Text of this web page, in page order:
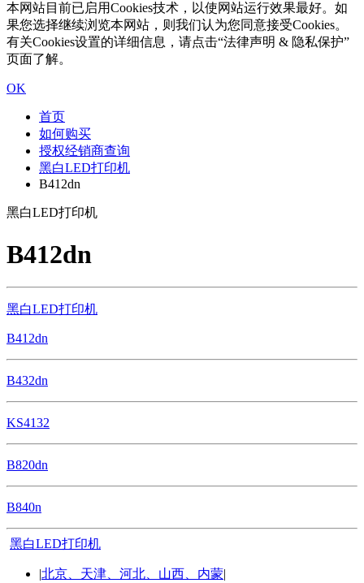
本网站目前已启用Cookies技术，以使网站运行效果最好。如
果您选择继续浏览本网站，则我们认为您同意接受Cookies。
有关Cookies设置的详细信息，请点击“法律声明 & 隐私保护”
页面了解。
OK
首页
如何购买
授权经销商查询
黑白LED打印机
B412dn
黑白LED打印机
B412dn
黑白LED打印机
B412dn
B432dn
KS4132
B820dn
B840n
黑白LED打印机
|北京、天津、河北、山西、内蒙|